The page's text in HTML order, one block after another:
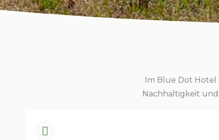
Im Blue Dot Hotel
Nachhaltigkeit
